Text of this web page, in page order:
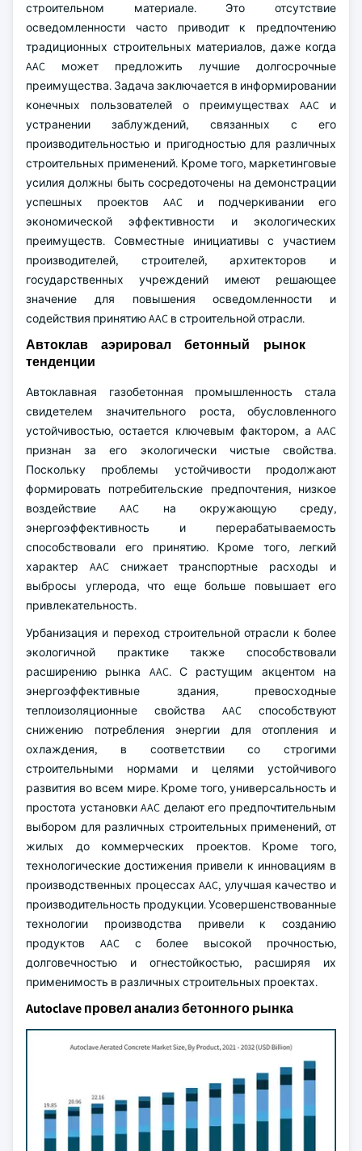
строительном материале. Это отсутствие
осведомленности часто приводит к предпочтению
традиционных строительных материалов, даже когда
AAC может предложить лучшие долгосрочные
преимущества. Задача заключается в информировании
конечных пользователей о преимуществах AAC и
устранении заблуждений, связанных с его
производительностью и пригодностью для различных
строительных применений. Кроме того, маркетинговые
усилия должны быть сосредоточены на демонстрации
успешных проектов AAC и подчеркивании его
экономической эффективности и экологических
преимуществ. Совместные инициативы с участием
производителей, строителей, архитекторов и
государственных учреждений имеют решающее
значение для повышения осведомленности и
содействия принятию AAC в строительной отрасли.
Автоклав аэрировал бетонный рынок
тенденции
Автоклавная газобетонная промышленность стала
свидетелем значительного роста, обусловленного
устойчивостью, остается ключевым фактором, а AAC
признан за его экологически чистые свойства.
Поскольку проблемы устойчивости продолжают
формировать потребительские предпочтения, низкое
воздействие AAC на окружающую среду,
энергоэффективность и перерабатываемость
способствовали его принятию. Кроме того, легкий
характер AAC снижает транспортные расходы и
выбросы углерода, что еще больше повышает его
привлекательность.
Урбанизация и переход строительной отрасли к более
экологичной практике также способствовали
расширению рынка AAC. С растущим акцентом на
энергоэффективные здания, превосходные
теплоизоляционные свойства AAC способствуют
снижению потребления энергии для отопления и
охлаждения, в соответствии со строгими
строительными нормами и целями устойчивого
развития во всем мире. Кроме того, универсальность и
простота установки AAC делают его предпочтительным
выбором для различных строительных применений, от
жилых до коммерческих проектов. Кроме того,
технологические достижения привели к инновациям в
производственных процессах AAC, улучшая качество и
производительность продукции. Усовершенствованные
технологии производства привели к созданию
продуктов AAC с более высокой прочностью,
долговечностью и огнестойкостью, расширяя их
применимость в различных строительных проектах.
Autoclave провел анализ бетонного рынка